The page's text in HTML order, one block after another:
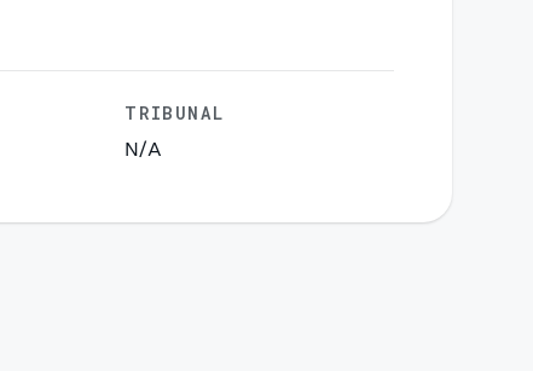
TRIBUNAL
N/A